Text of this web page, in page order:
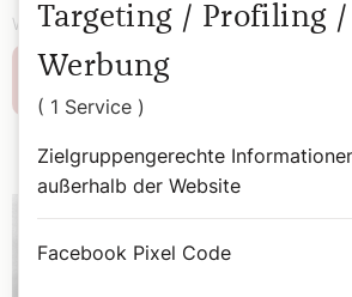
Wöchentliche Heilige, vorgestellt von
Weiterlesen
Targeting / Profiling /
Werbung
( 1 Service )
Zielgruppengerechte
außerhalb der Website
Facebook Pixel Code